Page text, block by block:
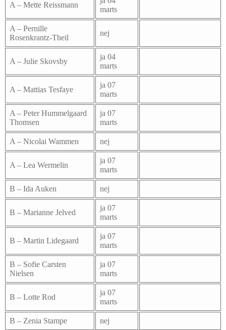
A – Mette Reissmann
marts
A – Pernille
Rosenkrantz-Theil
nej
A – Julie Skovsby
ja 04
marts
A – Mattias Tesfaye
ja 07
marts
A – Peter Hummelgaard
Thomsen
ja 07
marts
A – Nicolai Wammen nej
A – Lea Wermelin
ja 07
marts
B – Ida Auken nej
B – Marianne Jelved
ja 07
marts
B – Martin Lidegaard
ja 07
marts
B – Sofie Carsten
Nielsen
ja 07
marts
B – Lotte Rod
ja 07
marts
B – Zenia Stampe nej